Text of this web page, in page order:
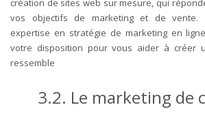
vos objectifs de marketing et de vente.
expertise en stratégie de marketing en
votre disposition pour vous aider à créer
ressemble
3.2. Le marketing de